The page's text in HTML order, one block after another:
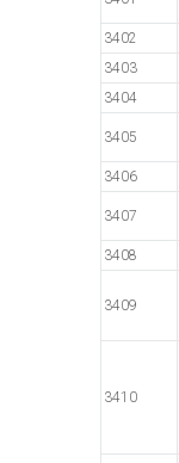
3402
3403
3404
3405
3406
3407
3408
3409
3410